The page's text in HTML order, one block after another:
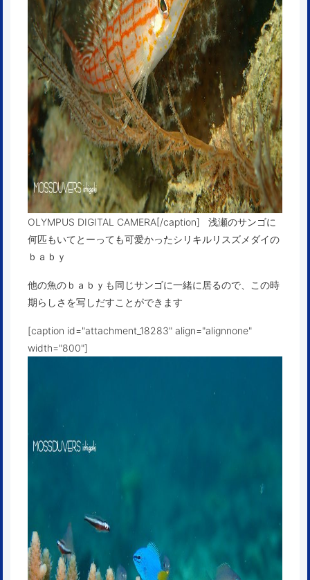
OLYMPUS DIGITAL CAMERA[/caption] 浅瀬のサンゴに
何匹もいてとーっても可愛かったシリキルリスズメダイの
ｂａｂｙ
他の魚のｂａｂｙも同じサンゴに一緒に居るので、この時
期らしさを写しだすことができます
[caption id="attachment_18283" align="alignnone"
width="800"]